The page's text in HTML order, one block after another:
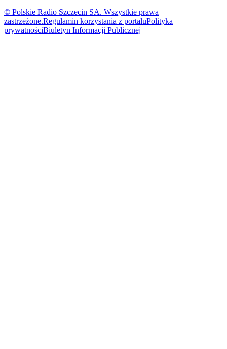
© Polskie Radio Szczecin SA. Wszystkie prawa
zastrzeżone.Regulamin korzystania z portaluPolityka
prywatnościBiuletyn Informacji Publicznej